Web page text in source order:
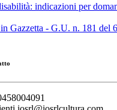
indicazioni per
Gazzetta - G.U. n. 181 del